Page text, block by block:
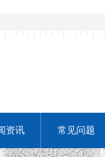
资讯 常见问题